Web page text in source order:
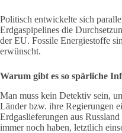
Politisch entwickelte sich
Erdgaspipelines die
der EU. Fossile Energiestoffe
erwünscht.
Warum gibt es so spärliche
Man muss kein Detektiv sein,
Länder bzw. ihre Regierungen
Erdgaslieferungen aus
immer noch haben, letztlich